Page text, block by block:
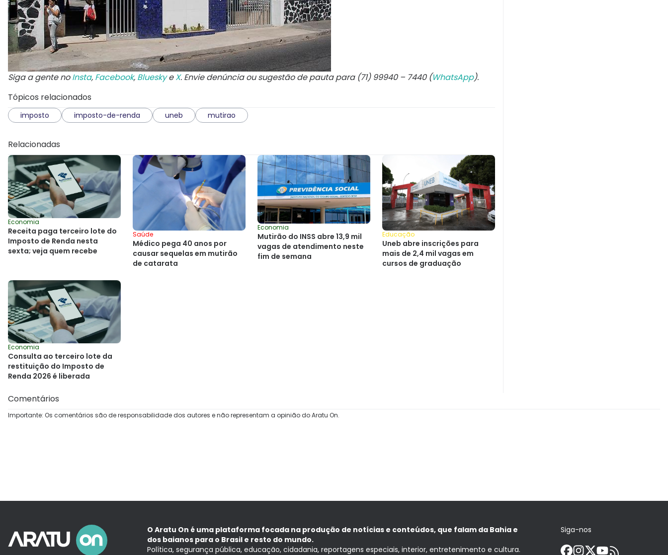
Siga a gente noInsta, Facebook, BlueskyeX. Envie denúncia ou sugestão de pauta para (71) 99940 – 7440 (WhatsApp).
Tópicos relacionados
imposto imposto-de-renda uneb mutirao
Relacionadas
Economia
Receita paga terceiro lote do
Imposto de Renda nesta
sexta; veja quem recebe
Saúde
Médico pega 40 anos por
causar sequelas em mutirão
de catarata
Economia
Mutirão do INSS abre 13,9 mil
vagas de atendimento neste
fim de semana
Educação
Uneb abre inscrições para
mais de 2,4 mil vagas em
cursos de graduação
Economia
Consulta ao terceiro lote da
restituição do Imposto de
Renda 2026 é liberada
Comentários
Importante: Os comentários são de responsabilidade dos autores e não representam a opinião do Aratu On.
O Aratu On é uma plataforma focada na produção de notícias e conteúdos, que falam da Bahia e
dos baianos para o Brasil e resto do mundo.
Política, segurança pública, educação, cidadania, reportagens especiais, interior, entretenimento e cultura.
Siga-nos